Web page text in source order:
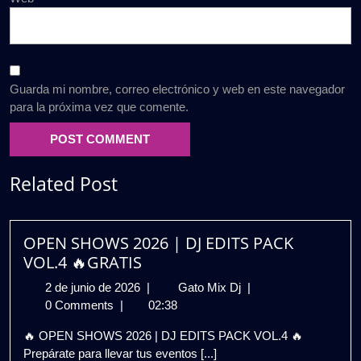
Guarda mi nombre, correo electrónico y web en este navegador
para la próxima vez que comente.
Related Post
OPEN SHOWS 2026 | DJ EDITS PACK
VOL.4 🔥GRATIS
2 de junio de 2026 2
de
de
2026
| Gato Mix Dj OPEN
|
|
0 Comments | 02:38
🔥 OPEN SHOWS 2026 | DJ EDITS PACK VOL.4 🔥
Prepárate para llevar tus eventos [...]